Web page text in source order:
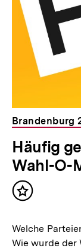
Brandenburg
Häufig
Wahl-O-
Inhalt
Welche
Wie wurde